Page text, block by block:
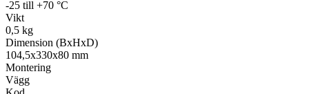
-25 till +70 °C
Vikt
0,5 kg
Dimension (BxHxD)
104,5x330x80 mm
Montering
Vägg